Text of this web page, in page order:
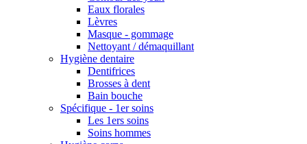
Eaux florales
Lèvres
Masque - gommage
Nettoyant / démaquillant
Hygiène dentaire
Dentifrices
Brosses à dent
Bain bouche
Spécifique - 1er soins
Les 1ers soins
Soins hommes